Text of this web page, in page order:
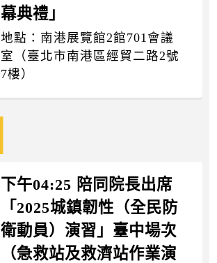
幕典禮」
地點：南港展覽館2館701會議
室（臺北市南港區經貿二路2號
7樓）
下午04:25 陪同院長出席
「2025城鎮韌性（全民防
衛動員）演習」臺中場次
（急救站及救濟站作業演